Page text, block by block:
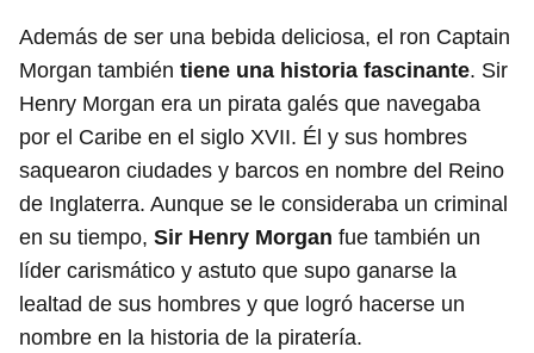
Además de ser una bebida deliciosa, el ron Captain
Morgan también tiene una historia fascinante. Sir
Henry Morgan era un pirata galés que navegaba
por el Caribe en el siglo XVII. Él y sus hombres
saquearon ciudades y barcos en nombre del Reino
de Inglaterra. Aunque se le consideraba un criminal
en su tiempo, Sir Henry Morgan fue también un
líder carismático y astuto que supo ganarse la
lealtad de sus hombres y que logró hacerse un
nombre en la historia de la piratería.